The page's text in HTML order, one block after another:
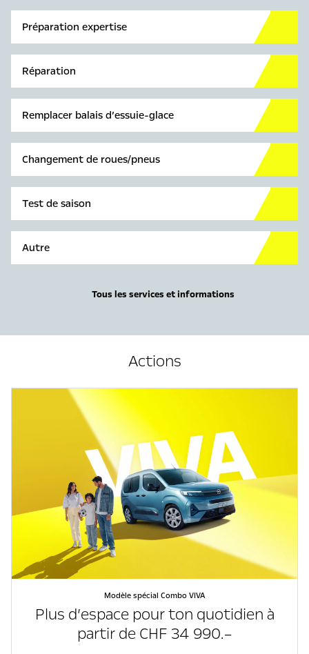
Préparation expertise
Réparation
Remplacer balais d’essuie-glace
Changement de roues/pneus
Test de saison
Autre
Tous les services et informations
Actions
Modèle spécial Combo VIVA
Plus d’espace pour ton quotidien à
partir de CHF 34 990.–